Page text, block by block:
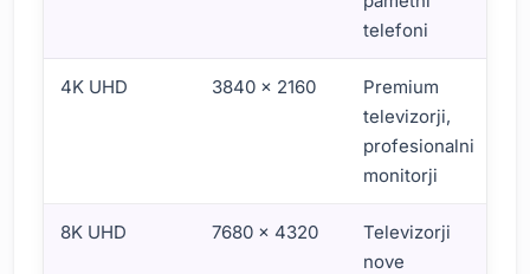
telefoni
4K UHD 3840 x 2160
Premium
televizorji,
profesionalni
monitorji
8K UHD 7680 x 4320
Televizorji
nove